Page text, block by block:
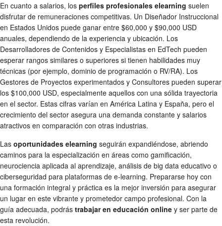
En cuanto a salarios, los perfiles profesionales elearning suelen
disfrutar de remuneraciones competitivas. Un Diseñador Instruccional
en Estados Unidos puede ganar entre $60,000 y $90,000 USD
anuales, dependiendo de la experiencia y ubicación. Los
Desarrolladores de Contenidos y Especialistas en EdTech pueden
esperar rangos similares o superiores si tienen habilidades muy
técnicas (por ejemplo, dominio de programación o RV/RA). Los
Gestores de Proyectos experimentados y Consultores pueden superar
los $100,000 USD, especialmente aquellos con una sólida trayectoria
en el sector. Estas cifras varían en América Latina y España, pero el
crecimiento del sector asegura una demanda constante y salarios
atractivos en comparación con otras industrias.
Las oportunidades elearning seguirán expandiéndose, abriendo
caminos para la especialización en áreas como gamificación,
neurociencia aplicada al aprendizaje, análisis de big data educativo o
ciberseguridad para plataformas de e-learning. Prepararse hoy con
una formación integral y práctica es la mejor inversión para asegurar
un lugar en este vibrante y prometedor campo profesional. Con la
guía adecuada, podrás trabajar en educación online y ser parte de
esta revolución.